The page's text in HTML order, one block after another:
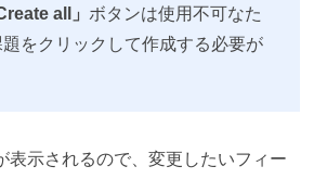
all」 ボタンは使用不可なた
をクリックして作成する必要が
表示されるので、変更したいフィー